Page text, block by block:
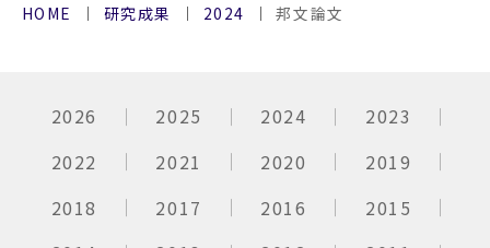
HOME 研究成果 2024 邦文論文
2026 2025 2024
2023
2022
2021 2020
2019
2018
2017 2016
2015